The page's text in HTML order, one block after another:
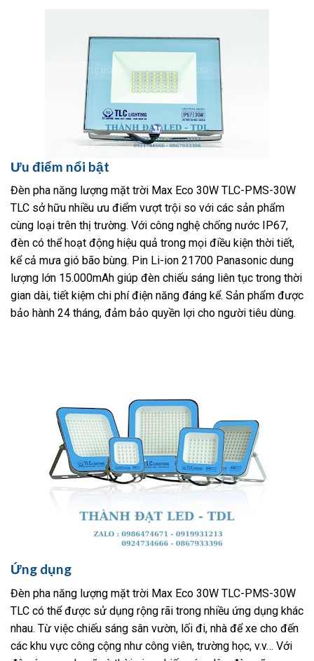
Ưu điểm nổi bật
Đèn pha năng lượng mặt trời Max Eco 30W TLC-PMS-30W
TLC sở hữu nhiều ưu điểm vượt trội so với các sản phẩm
cùng loại trên thị trường. Với công nghệ chống nước IP67,
đèn có thể hoạt động hiệu quả trong mọi điều kiện thời tiết,
kể cả mưa gió bão bùng. Pin Li-ion 21700 Panasonic dung
lượng lớn 15.000mAh giúp đèn chiếu sáng liên tục trong thời
gian dài, tiết kiệm chi phí điện năng đáng kể. Sản phẩm được
bảo hành 24 tháng, đảm bảo quyền lợi cho người tiêu dùng.
Ứng dụng
Đèn pha năng lượng mặt trời Max Eco 30W TLC-PMS-30W
TLC có thể được sử dụng rộng rãi trong nhiều ứng dụng khác
nhau. Từ việc chiếu sáng sân vườn, lối đi, nhà để xe cho đến
các khu vực công cộng như công viên, trường học, v.v… Với